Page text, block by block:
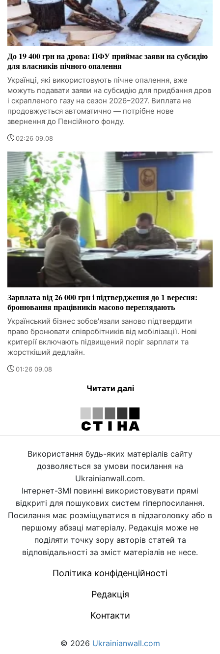
До 19 400 грн на дрова: ПФУ приймає заяви на субсидію
для власників пічного опалення
Українці, які використовують пічне опалення, вже
можуть подавати заяви на субсидію для придбання дров
і скрапленого газу на сезон 2026–2027. Виплата не
продовжується автоматично — потрібне нове
звернення до Пенсійного фонду.
02:26 09.08
Зарплата від 26 000 грн і підтвердження до 1 вересня:
бронювання працівників масово переглядають
Український бізнес зобов'язали заново підтвердити
право бронювати співробітників від мобілізації. Нові
критерії включають підвищений поріг зарплати та
жорсткіший дедлайн.
01:26 09.08
Читати далі
Використання будь-яких матеріалів сайту
дозволяється за умови посилання на
Ukrainianwall.com.
Інтернет-ЗМІ повинні використовувати прямі
відкриті для пошукових систем гіперпосилання.
Посилання має розміщуватися в підзаголовку або в
першому абзаці матеріалу. Редакція може не
поділяти точку зору авторів статей та
відповідальності за зміст матеріалів не несе.
Політика конфіденційності
Редакція
Контакти
© 2026 Ukrainianwall.com